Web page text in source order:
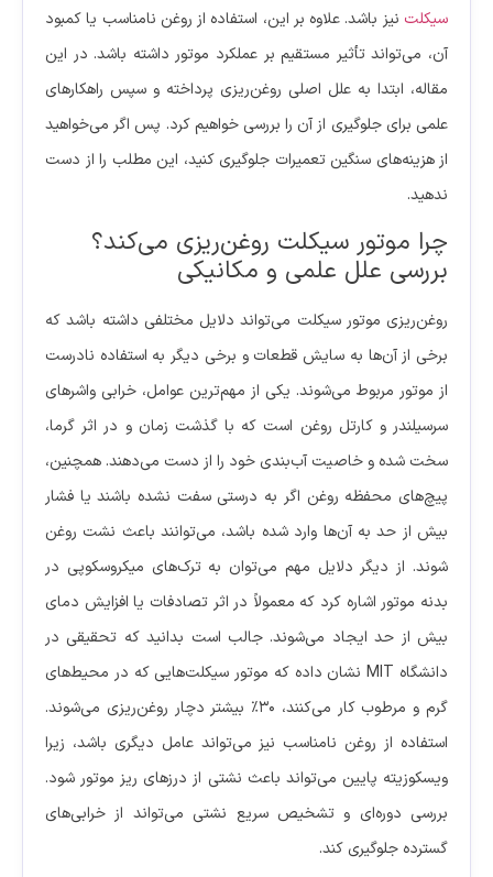
سیکلت نیز باشد. علاوه بر این، استفاده از روغن نامناسب یا کمبود
آن، می‌تواند تأثیر مستقیم بر عملکرد موتور داشته باشد. در این
مقاله، ابتدا به علل اصلی روغن‌ریزی پرداخته و سپس راهکارهای
علمی برای جلوگیری از آن را بررسی خواهیم کرد. پس اگر می‌خواهید
از هزینه‌های سنگین تعمیرات جلوگیری کنید، این مطلب را از دست
ندهید.
چرا موتور سیکلت روغن‌ریزی می‌کند؟
بررسی علل علمی و مکانیکی
روغن‌ریزی موتور سیکلت می‌تواند دلایل مختلفی داشته باشد که
برخی از آن‌ها به سایش قطعات و برخی دیگر به استفاده نادرست
از موتور مربوط می‌شوند. یکی از مهم‌ترین عوامل، خرابی واشرهای
سرسیلندر و کارتل روغن است که با گذشت زمان و در اثر گرما،
سخت شده و خاصیت آب‌بندی خود را از دست می‌دهند. همچنین،
پیچ‌های محفظه روغن اگر به درستی سفت نشده باشند یا فشار
بیش از حد به آن‌ها وارد شده باشد، می‌توانند باعث نشت روغن
شوند. از دیگر دلایل مهم می‌توان به ترک‌های میکروسکوپی در
بدنه موتور اشاره کرد که معمولاً در اثر تصادفات یا افزایش دمای
بیش از حد ایجاد می‌شوند. جالب است بدانید که تحقیقی در
دانشگاه MIT نشان داده که موتور سیکلت‌هایی که در محیط‌های
گرم و مرطوب کار می‌کنند، ۳۰٪ بیشتر دچار روغن‌ریزی می‌شوند.
استفاده از روغن نامناسب نیز می‌تواند عامل دیگری باشد، زیرا
ویسکوزیته پایین می‌تواند باعث نشتی از درزهای ریز موتور شود.
بررسی دوره‌ای و تشخیص سریع نشتی می‌تواند از خرابی‌های
گسترده جلوگیری کند.